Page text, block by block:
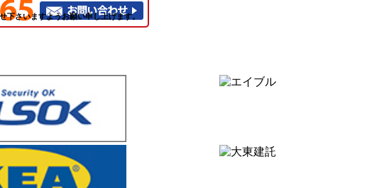
さいますようお願い申し上げます。